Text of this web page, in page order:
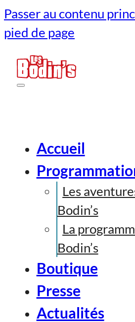
Passer au contenu
pied de page
Accueil
Les
Bodin’s
La
Bodin’s
Boutique
Presse
Actualités